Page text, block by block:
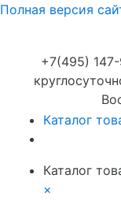
Полная версия
+7(495)
Каталог
Каталог
×